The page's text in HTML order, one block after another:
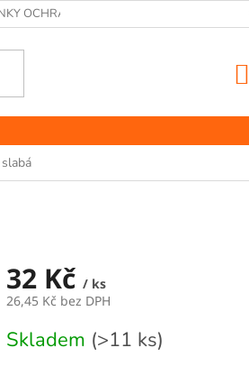
OCHRANY OSOBNÍCH ÚDAJŮ
32 Kč / ks
26,45 Kč bez DPH
cena:
Skladem (>11 ks)